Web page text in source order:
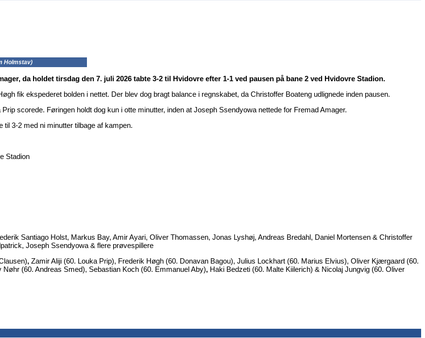
Holmstav)
da holdet tirsdag den 7. juli 2026 tabte 3-2 til Hvidovre efter 1-1 ved pausen på bane 2 ved Hvidovre Stadion.
fik ekspederet bolden i nettet. Der blev dog bragt balance i regnskabet, da Christoffer Boateng udlignede inden pausen.
scorede. Føringen holdt dog kun i otte minutter, inden at Joseph Ssendyowa nettede for Fremad Amager.
3-2 med ni minutter tilbage af kampen.
Stadion
Santiago Holst, Markus Bay, Amir Ayari, Oliver Thomassen, Jonas Lyshøj, Andreas Bredahl, Daniel Mortensen & Christoffer
Joseph Ssendyowa & flere prøvespillere
, Zamir Aliji (60. Louka Prip), Frederik Høgh (60. Donavan Bagou), Julius Lockhart (60. Marius Elvius), Oliver Kjærgaard (60.
(60. Andreas Smed), Sebastian Koch (60. Emmanuel Aby), Haki Bedzeti (60. Malte Kiilerich) & Nicolaj Jungvig (60. Oliver